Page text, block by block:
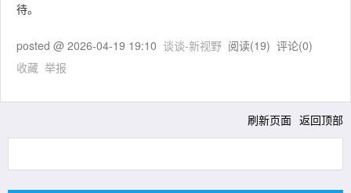
待。
posted @ 2026-04-19 19:10 谈谈-新视野 阅读(19) 评论(0)
收藏 举报
刷新页面 返回顶部